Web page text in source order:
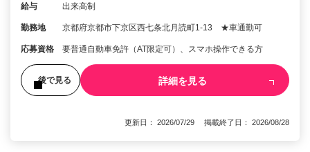
給与 出来高制
勤務地 京都府京都市下京区西七条北月読町1-13 ★車通勤可
応募資格 要普通自動車免許（AT限定可）、スマホ操作できる方
後で見る 詳細を見る
更新日： 2026/07/29 掲載終了日： 2026/08/28